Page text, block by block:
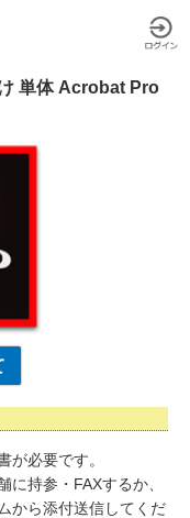
単体 Acrobat Pro
が必要です。
持参・FAXするか、
から添付送信してくだ